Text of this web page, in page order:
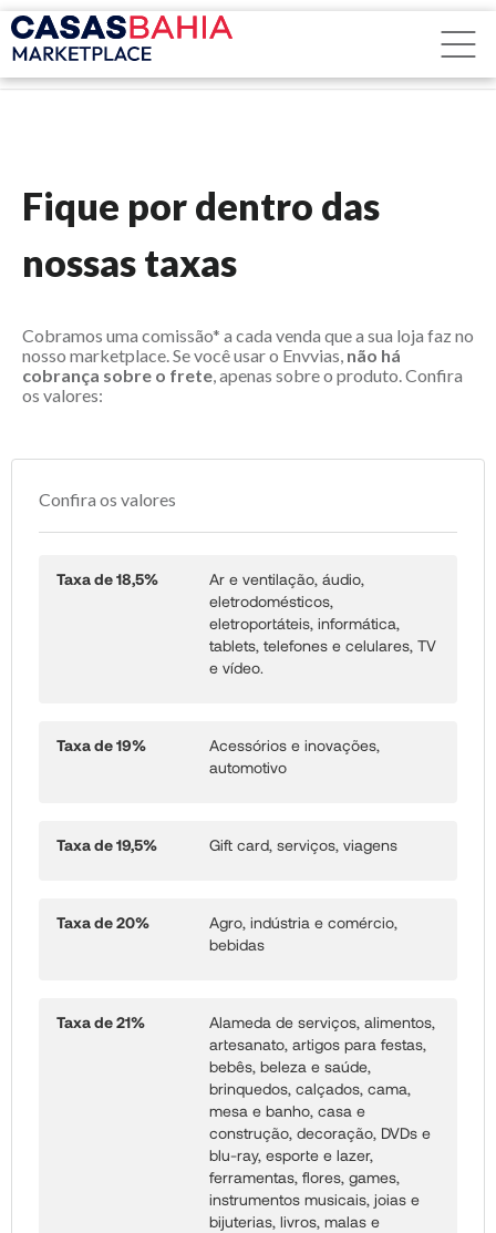
Observação:
este
site
inclui
acessibilidade.
Fique por dentro das
nossas taxas
Cobramos uma comissão* a cada venda que a sua loja faz no
nosso marketplace. Se você usar o Envvias, não há
cobrança sobre o frete, apenas sobre o produto. Confira
os valores:
Confira os valores
Taxa de 18,5%
Ar e ventilação, áudio,
eletrodomésticos,
eletroportáteis, informática,
tablets, telefones e celulares, TV
e vídeo.
Taxa de 19%
Acessórios e inovações,
automotivo
Taxa de 19,5% Gift card, serviços, viagens
Taxa de 20%
Agro, indústria e comércio,
bebidas
Taxa de 21%
Alameda de serviços, alimentos,
artesanato, artigos para festas,
bebês, beleza e saúde,
brinquedos, calçados, cama,
mesa e banho, casa e
construção, decoração, DVDs e
blu-ray, esporte e lazer,
ferramentas, flores, games,
instrumentos musicais, joias e
bijuterias, livros, malas e